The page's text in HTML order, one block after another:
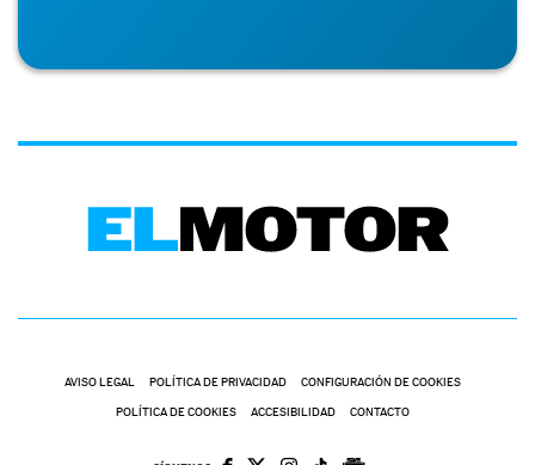
AVISO LEGAL POLÍTICA DE PRIVACIDAD CONFIGURACIÓN DE COOKIES
POLÍTICA DE COOKIES ACCESIBILIDAD CONTACTO